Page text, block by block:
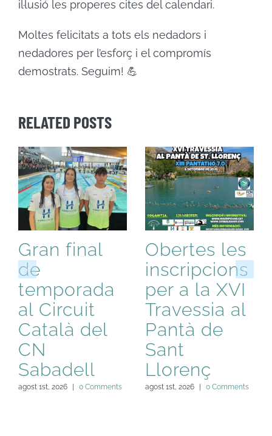
il·lusió les properes cites del calendari.
Moltes felicitats a tots els nedadors i
nedadores per l’esforç i el compromís
demostrats. Seguim! 💪
RELATED POSTS
Gran final
de
temporada
al Circuit
Català del
CN
Sabadell
agost 1st, 2026 | 0 Comments
Obertes les
inscripcions
per a la XVI
Travessia al
Pantà de
Sant
Llorenç
agost 1st, 2026 | 0 Comments